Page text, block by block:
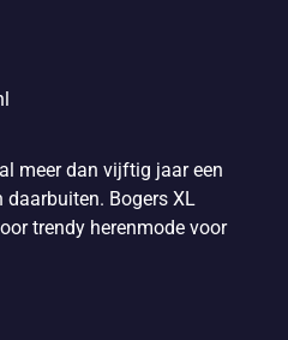
meer dan vijftig jaar een
daarbuiten. Bogers XL
trendy herenmode voor